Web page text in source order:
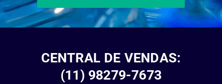
CENTRAL DE VENDAS:
(11) 98279-7673